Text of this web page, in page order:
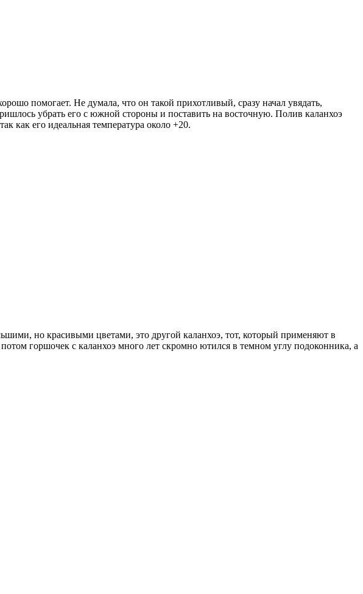
помогает. Не думала, что он такой прихотливый, сразу начал увядать,
убрать его с южной стороны и поставить на восточную. Полив каланхоэ
как его идеальная температура около +20.
но красивыми цветами, это другой каланхоэ, тот, который применяют в
горшочек с каланхоэ много лет скромно ютился в темном углу подоконника, а